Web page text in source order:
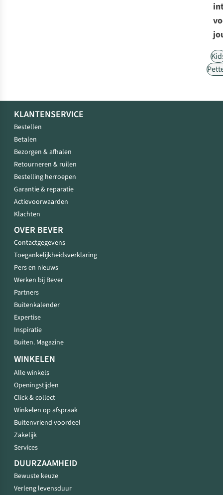
KLANTENSERVICE
Bestellen
Betalen
Bezorgen & afhalen
Retourneren & ruilen
Bestelling herroepen
Garantie & reparatie
Actievoorwaarden
Klachten
OVER BEVER
Contactgegevens
Toegankelijkheidsverklaring
Pers en nieuws
Werken bij Bever
Partners
Buitenkalender
Expertise
Inspiratie
Buiten. Magazine
WINKELEN
Alle winkels
Openingstijden
Click & collect
Winkelen op afspraak
Buitenvriend voordeel
Zakelijk
Services
DUURZAAMHEID
Bewuste keuze
Verleng levensduur